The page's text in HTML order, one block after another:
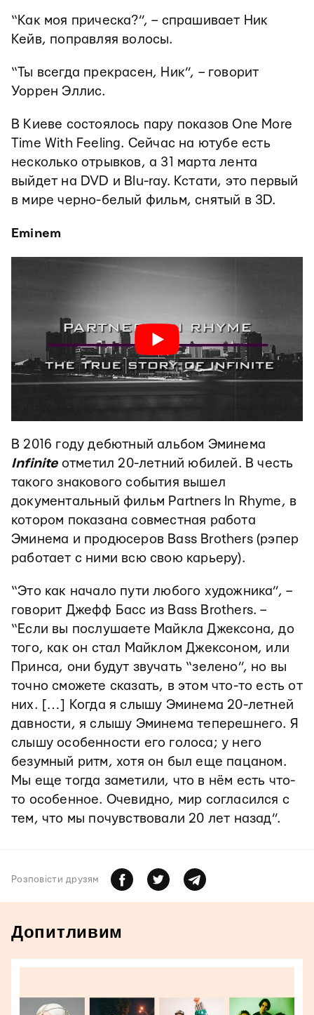
“Как моя прическа?”, – спрашивает Ник
Кейв, поправляя волосы.
“Ты всегда прекрасен, Ник”, – говорит
Уоррен Эллис.
В Киеве состоялось пару показов One More
Time With Feeling. Сейчас на ютубе есть
несколько отрывков, а 31 марта лента
выйдет на DVD и Blu-ray. Кстати, это первый
в мире черно-белый фильм, снятый в 3D.
Eminem
В 2016 году дебютный альбом Эминема
Infiniteотметил 20-летний юбилей. В честь
такого знакового события вышел
документальный фильм Partners In Rhyme, в
котором показана совместная работа
Эминема и продюсеров Bass Brothers (рэпер
работает с ними всю свою карьеру).
“Это как начало пути любого художника”, –
говорит Джефф Басс из Bass Brothers. –
“Если вы послушаете Майкла Джексона, до
того, как он стал Майклом Джексоном, или
Принса, они будут звучать “зелено”, но вы
точно сможете сказать, в этом что-то есть от
них. […] Когда я слышу Эминема 20-летней
давности, я слышу Эминема теперешнего. Я
слышу особенности его голоса; у него
безумный ритм, хотя он был еще пацаном.
Мы еще тогда заметили, что в нём есть что-
то особенное. Очевидно, мир согласился с
тем, что мы почувствовали 20 лет назад”.
Розповiсти друзям
Допитливим